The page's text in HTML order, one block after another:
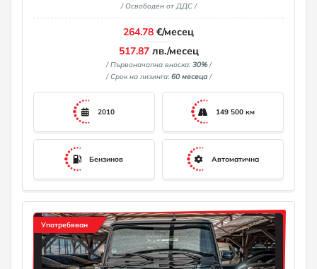
/ Освободен от ДДС /
264.78 €/месец
517.87лв./месец
/ Първоначална вноска: 30%/
/ Срок на лизинга: 60 месеца/
2010 149 500 км
Бензинов Автоматична
Употребяван